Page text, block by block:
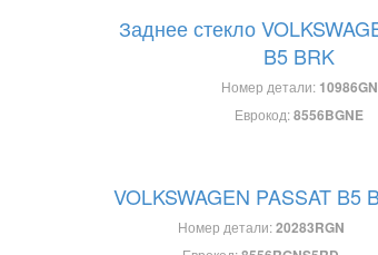
Заднее стекло
B5 BRK
Номер детали: 10986GN
Еврокод:8556BGNE
VOLKSWAGEN PASSAT B5
Номер детали:20283RGN